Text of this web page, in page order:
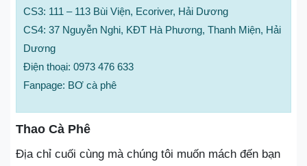
CS3: 111 – 113 Bùi Viện, Ecoriver, Hải Dương
CS4: 37 Nguyễn Nghi, KĐT Hà Phương, Thanh Miện, Hải
Dương
Điện thoại: 0973 476 633
Fanpage: BƠ cà phê
Thao Cà Phê
Địa chỉ cuối cùng mà chúng tôi muốn mách đến bạn